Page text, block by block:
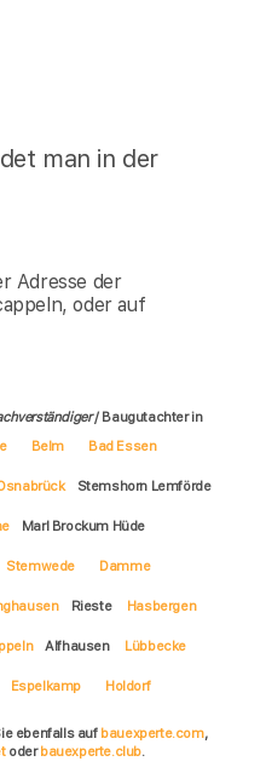
man in der
Adresse der
oder auf
/ Baugutachter in
Belm Bad Essen
Stemshorn Lemförde
Marl Brockum Hüde
Stemwede Damme
Rieste Hasbergen
Alfhausen Lübbecke
Espelkamp Holdorf
ebenfalls auf bauexperte.com,
oderbauexperte.club.